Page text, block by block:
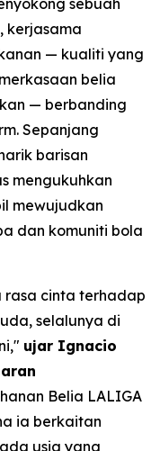
sebuah
kerjasama
— kualiti yang
belia
— berbanding
Sepanjang
barisan
mengukuhkan
mewujudkan
dan komuniti bola
rasa cinta terhadap
selalunya di
ujar Ignacio
Belia LALIGA
ia berkaitan
usia yang